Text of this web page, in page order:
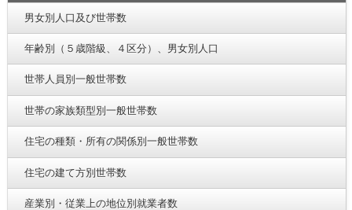
男女別人口及び世帯数
年齢別（５歳階級、４区分）、男女別人口
世帯人員別一般世帯数
世帯の家族類型別一般世帯数
住宅の種類・所有の関係別一般世帯数
住宅の建て方別世帯数
産業別・従業上の地位別就業者数